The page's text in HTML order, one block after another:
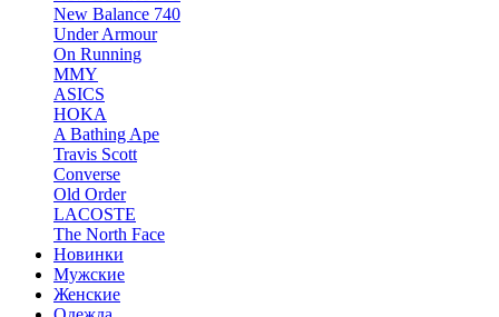
New Balance 740
Under Armour
On Running
MMY
ASICS
HOKA
A Bathing Ape
Travis Scott
Converse
Old Order
LACOSTE
The North Face
Новинки
Мужские
Женские